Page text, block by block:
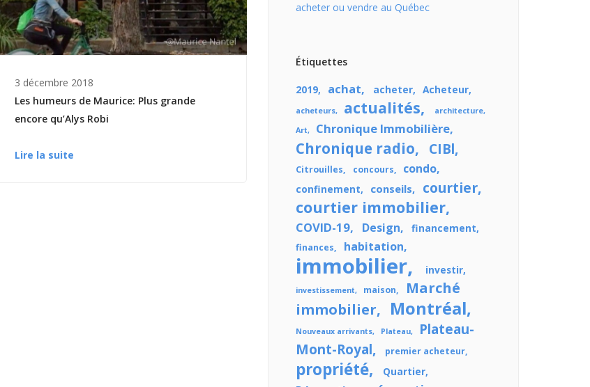
3 décembre 2018
Les humeurs de Maurice: Plus grande
encore qu’Alys Robi
Lire la suite
acheter ou vendre au Québec
Étiquettes
2019 achat acheter Acheteur
acheteurs actualités
architecture
Art
Chronique Immobilière
Chronique radio CIBl
Citrouilles concours condo
confinement conseils courtier
courtier immobilier
COVID-19 Design financement
finances habitation
immobilier investir
investissement maison
Marché
immobilier
Montréal
Nouveaux arrivants Plateau
Plateau-
Mont-Royal
premier acheteur
propriété Quartier